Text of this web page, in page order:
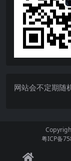
网站会不定期随
粤ICP备